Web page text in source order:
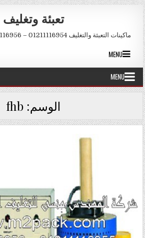
Skip to content
تعبئة وتغليف
ماكينات التعبئة والتغليف 01211116954 – 01211116956 – 01211116958
MENU
MENU
الوسم: fhb